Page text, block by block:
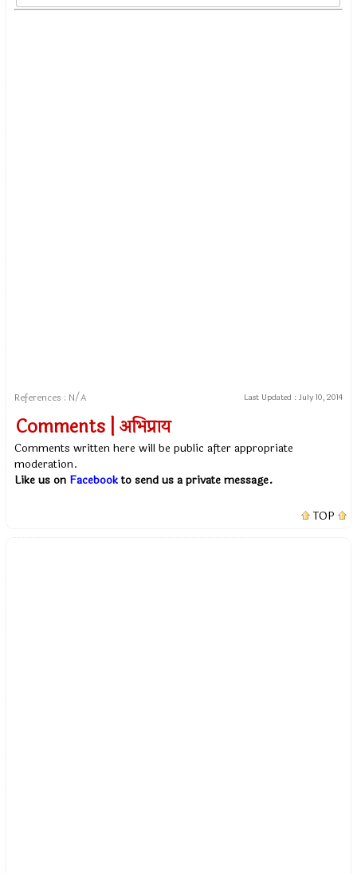
References : N/A Last Updated : July 10, 2014
Comments | अभिप्राय
Comments written here will be public after appropriate
moderation.
Like us on Facebookto send us a private message.
TOP